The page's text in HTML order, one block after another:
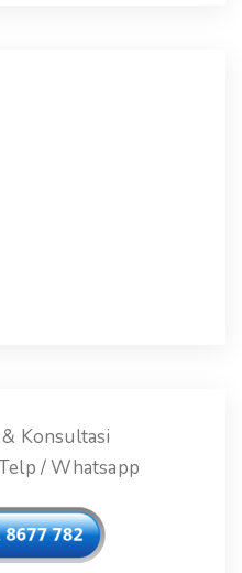
Konsultasi
/ Whatsapp